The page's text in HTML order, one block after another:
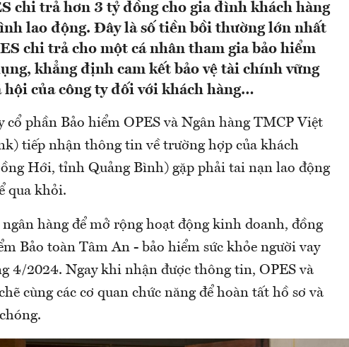
chi trả hơn 3 tỷ đồng cho gia đình khách hàng
lao động. Đây là số tiền bồi thường lớn nhất
chi trả cho một cá nhân tham gia bảo hiểm
khẳng định cam kết bảo vệ tài chính vững
của công ty đối với khách hàng…
phần Bảo hiểm OPES và Ngân hàng TMCP Việt
tiếp nhận thông tin về trường hợp của khách
Hới, tỉnh Quảng Bình) gặp phải tai nạn lao động
qua khỏi.
hàng để mở rộng hoạt động kinh doanh, đồng
Bảo toàn Tâm An - bảo hiểm sức khỏe người vay
4/2024. Ngay khi nhận được thông tin, OPES và
cùng các cơ quan chức năng để hoàn tất hồ sơ và